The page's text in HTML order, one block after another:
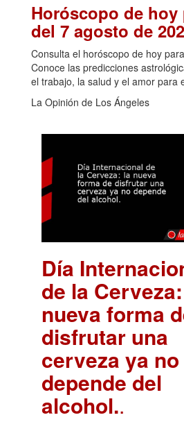
Horóscopo de hoy
del 7 agosto de
Consulta el horóscopo de hoy
Conoce las predicciones
el trabajo, la salud y el amor para
La Opinión de Los Ángeles
Día
de la
nueva forma
disfrutar una
cerveza ya no
depende del
alcohol..